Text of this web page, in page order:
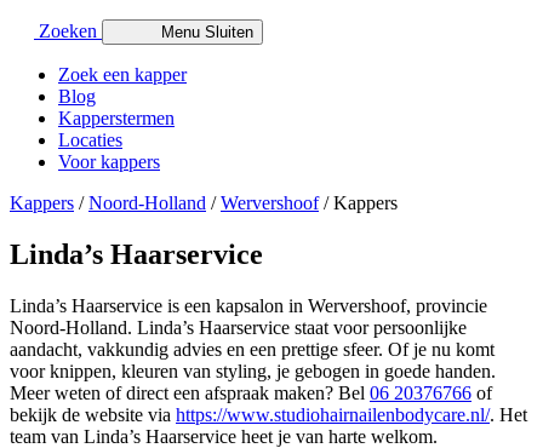
Zoeken Menu Sluiten
Zoek een kapper
Blog
Kapperstermen
Locaties
Voor kappers
Kappers /Noord-Holland /Wervershoof/Kappers
Linda’s Haarservice
Linda’s Haarservice is een kapsalon in Wervershoof, provincie
Noord-Holland. Linda’s Haarservice staat voor persoonlijke
aandacht, vakkundig advies en een prettige sfeer. Of je nu komt
voor knippen, kleuren van styling, je gebogen in goede handen.
Meer weten of direct een afspraak maken? Bel 06 20376766 of
bekijk de website via https://www.studiohairnailenbodycare.nl/. Het
team van Linda’s Haarservice heet je van harte welkom.